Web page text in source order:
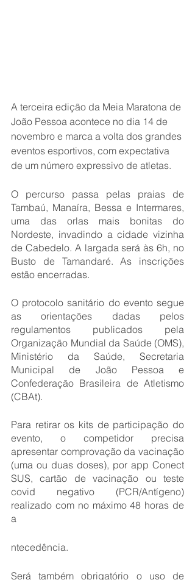
A terceira edição da Meia Maratona de
João Pessoa acontece no dia 14 de
novembro e marca a volta dos grandes
eventos esportivos, com expectativa
de um número expressivo de atletas.
O percurso passa pelas praias de
Tambaú, Manaíra, Bessa e Intermares,
uma das orlas mais bonitas do
Nordeste, invadindo a cidade vizinha
de Cabedelo. A largada será às 6h, no
Busto de Tamandaré. As inscrições
estão encerradas.
O protocolo sanitário do evento segue
as orientações dadas pelos
regulamentos publicados pela
Organização Mundial da Saúde (OMS),
Ministério da Saúde, Secretaria
Municipal de João Pessoa e
Confederação Brasileira de Atletismo
(CBAt).
Para retirar os kits de participação do
evento, o competidor precisa
apresentar comprovação da vacinação
(uma ou duas doses), por app Conect
SUS, cartão de vacinação ou teste
covid negativo (PCR/Antígeno)
realizado com no máximo 48 horas de
a
ntecedência.
Será também obrigatório o uso de